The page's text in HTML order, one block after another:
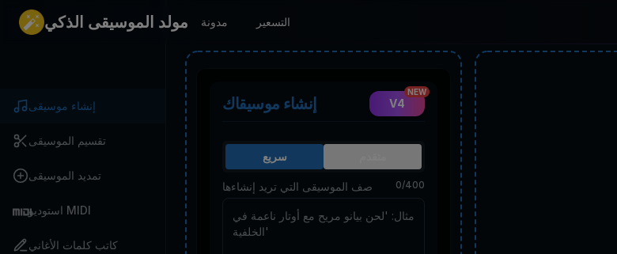
مولد الموسيقى الذكي مدونة التسعير
إنشاء موسيقى
تقسيم الموسيقى
تمديد الموسيقى
استوديو MIDI
كاتب كلمات الأغاني
إنشاء موسيقاك V4
NEW
سريع
صف الموسيقى التي تريد إنشاءها 0/400